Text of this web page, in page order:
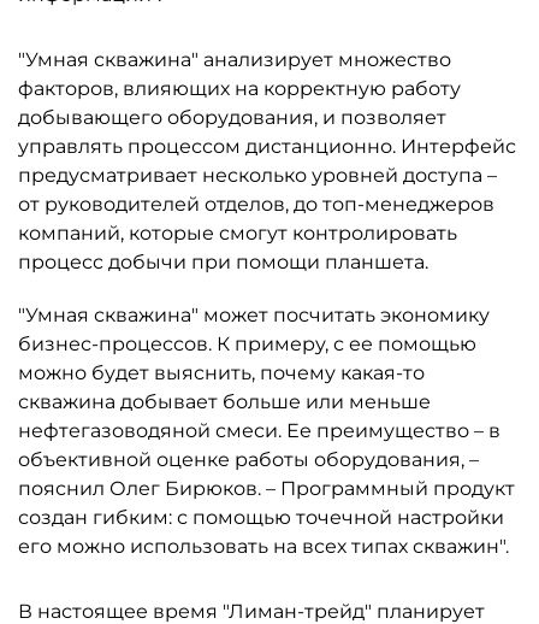
"Умная скважина" анализирует множество
факторов, влияющих на корректную работу
добывающего оборудования, и позволяет
управлять процессом дистанционно. Интерфейс
предусматривает несколько уровней доступа –
от руководителей отделов, до топ-менеджеров
компаний, которые смогут контролировать
процесс добычи при помощи планшета.
"Умная скважина" может посчитать экономику
бизнес-процессов. К примеру, с ее помощью
можно будет выяснить, почему какая-то
скважина добывает больше или меньше
нефтегазоводяной смеси. Ее преимущество – в
объективной оценке работы оборудования, –
пояснил Олег Бирюков. – Программный продукт
создан гибким: с помощью точечной настройки
его можно использовать на всех типах скважин".
В настоящее время "Лиман-трейд" планирует